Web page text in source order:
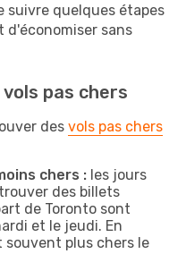
suivre quelques étapes
d'économiser sans
pas chers
des vols pas chers
chers : les jours
des billets
de Toronto sont
et le jeudi. En
souvent plus chers le